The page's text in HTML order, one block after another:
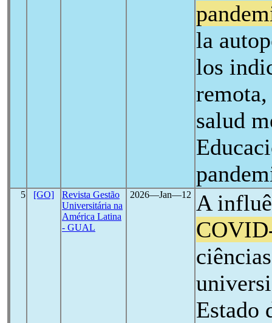
la
los
salud
5 [GO]
Revista Gestão
Universitária na
América Latina
- GUAL
2026―Jan―12 A
Estado